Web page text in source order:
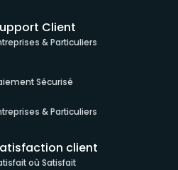
Client
& Particuliers
Sécurisé
& Particuliers
client
où Satisfait